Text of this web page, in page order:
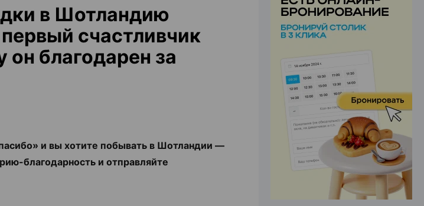
в Шотландию
счастливчик
он благодарен за
и вы хотите побывать в Шотландии —
благодарность и отправляйте
ЭФФЕКТИВНАЯ РЕКЛАМА НА САЙТЕ